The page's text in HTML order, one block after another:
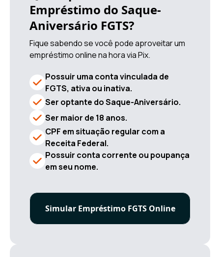
Empréstimo do Saque-
Aniversário FGTS?
Fique sabendo se você pode aproveitar um
empréstimo online na hora via Pix.
Possuir uma conta vinculada de
FGTS, ativa ou inativa.
Ser optante do Saque-Aniversário.
Ser maior de 18 anos.
CPF em situação regular com a
Receita Federal.
Possuir conta corrente ou poupança
em seu nome.
Simular Empréstimo FGTS Online